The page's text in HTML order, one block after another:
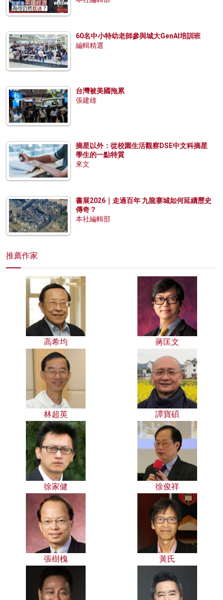
60名中小特幼老師參與城大GenAI培訓班
編輯精選
台灣被美國拖累
張建雄
摘星以外：從校園生活觀察DSE中文科摘星
學生的一點特質
來文
書展2026｜走過百年 九龍寨城如何延續歷史
傳奇？
本社編輯部
推薦作家
高希均 蔣匡文
林超英 譚寶碩
徐家健 徐俊祥
張樹槐 黃氏